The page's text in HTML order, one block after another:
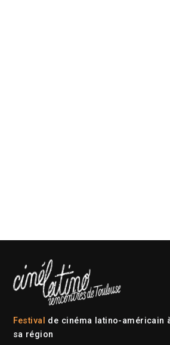
Festival de cinéma latino-américain
sa région